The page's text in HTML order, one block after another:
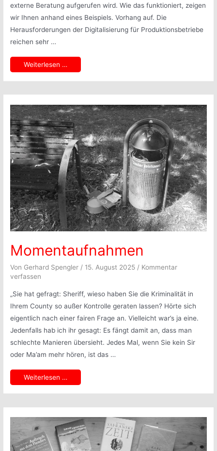
externe Beratung aufgerufen wird. Wie das funktioniert, zeigen
wir Ihnen anhand eines Beispiels. Vorhang auf. Die
Herausforderungen der Digitalisierung für Produktionsbetriebe
reichen sehr …
Beratung
ohne
Berater.
Wie
Weiterlesen …
Momentaufnahmen
Von Gerhard Spengler / 15. August 2025 / Kommentar
verfassen
„Sie hat gefragt: Sheriff, wieso haben Sie die Kriminalität in
Ihrem County so außer Kontrolle geraten lassen? Hörte sich
eigentlich nach einer fairen Frage an. Vielleicht war’s ja eine.
Jedenfalls hab ich ihr gesagt: Es fängt damit an, dass man
schlechte Manieren übersieht. Jedes Mal, wenn Sie kein Sir
oder Ma’am mehr hören, ist das …
Momentaufnahmen
Weiterlesen …